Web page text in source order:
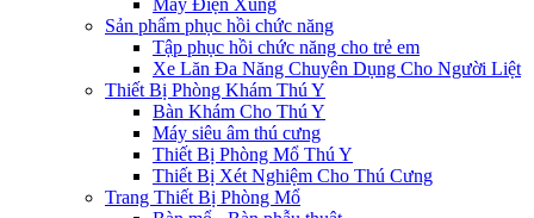
Máy Điện Xung
Sản phẩm phục hồi chức năng
Tập phục hồi chức năng cho trẻ em
Xe Lăn Đa Năng Chuyên Dụng Cho Người Liệt
Thiết Bị Phòng Khám Thú Y
Bàn Khám Cho Thú Y
Máy siêu âm thú cưng
Thiết Bị Phòng Mổ Thú Y
Thiết Bị Xét Nghiệm Cho Thú Cưng
Trang Thiết Bị Phòng Mổ